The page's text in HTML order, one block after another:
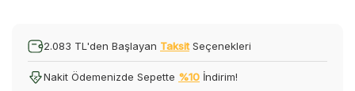
2.083 TL'den Başlayan Taksit Seçenekleri
Nakit Ödemenizde Sepette %10 İndirim!